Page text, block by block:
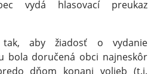
vydá hlasovací preukaz
aby žiadosť o vydanie
bola doručená obci najneskôr
dňom konani volieb (t.j.